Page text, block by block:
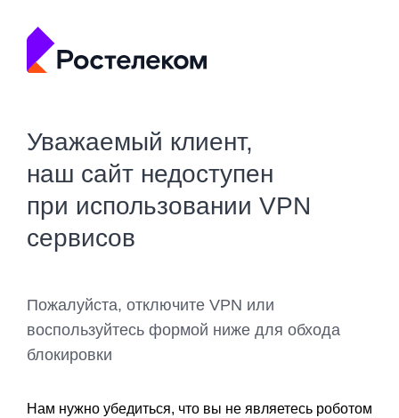
Уважаемый клиент,
наш сайт недоступен
при использовании VPN
сервисов
Пожалуйста, отключите VPN или
воспользуйтесь формой ниже для обхода
блокировки
Нам нужно убедиться, что вы не являетесь роботом